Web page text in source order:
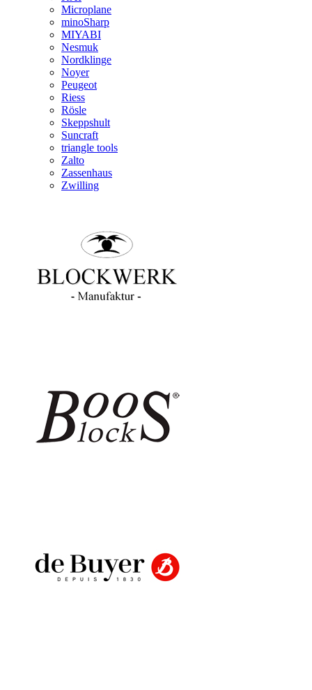
Microplane
minoSharp
MIYABI
Nesmuk
Nordklinge
Noyer
Peugeot
Riess
Rösle
Skeppshult
Suncraft
triangle tools
Zalto
Zassenhaus
Zwilling